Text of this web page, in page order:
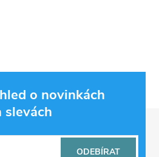
o novinkách
slevách
ODEBÍRAT